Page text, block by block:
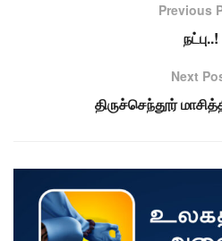
Previous
நட்பு..!
Next
திருச்செந்தூர்